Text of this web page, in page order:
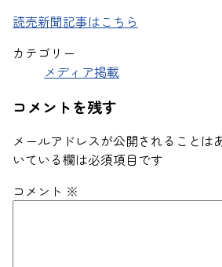
読売新聞記事はこちら
カテゴリー
メディア掲載
コメントを残す
メールアドレスが公開されることは
いている欄は必須項目です
コメント ※